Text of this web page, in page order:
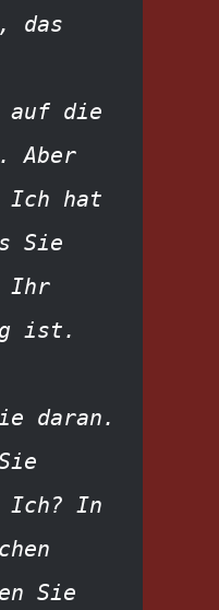
das
auf die
Aber
Ich hat
Sie
Ihr
ist.
daran.
Ich? In
Sie